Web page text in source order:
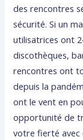
des rencontres
sécurité. Si un
utilisatrices ont
discothèques,
rencontres ont
depuis la
ont le vent en
opportunité de
votre fierté avec